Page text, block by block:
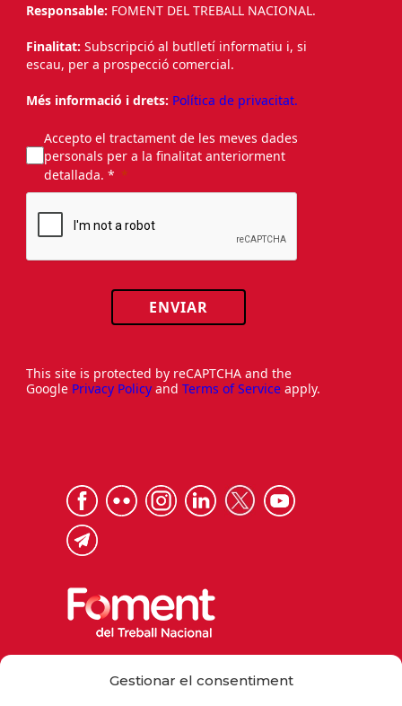
Gestionar el consentiment
Responsable: FOMENT DEL TREBALL NACIONAL.
Finalitat: Subscripció al butlletí informatiu i, si
escau, per a prospecció comercial.
Més informació i drets: Política de privacitat.
Accepto el tractament de les meves dades
personals per a la finalitat anteriorment
detallada. *
ENVIAR
This site is protected by reCAPTCHA and the
Google Privacy Policy and Terms of Service apply.